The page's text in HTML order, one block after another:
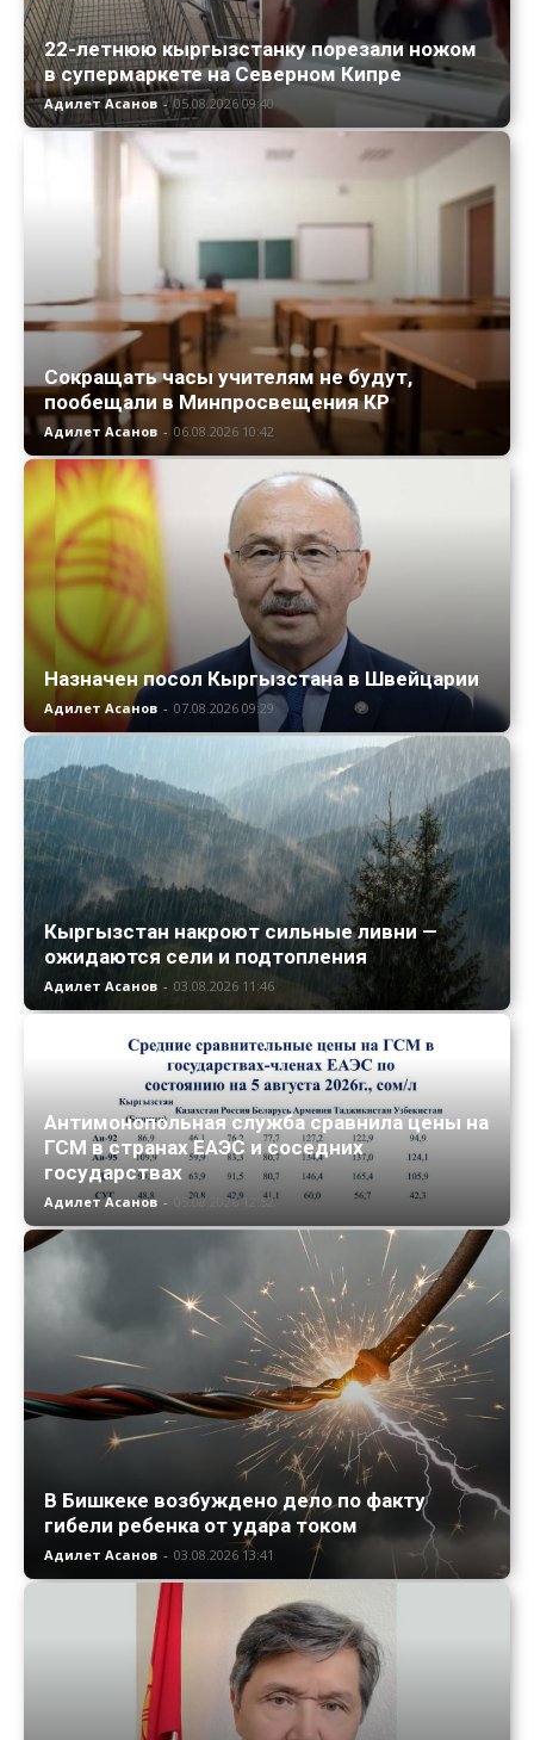
22-летнюю кыргызстанку порезали ножом
в супермаркете на Северном Кипре
Адилет Асанов - 05.08.2026 09:40
Сокращать часы учителям не будут,
пообещали в Минпросвещения КР
Адилет Асанов - 06.08.2026 10:42
Назначен посол Кыргызстана в Швейцарии
Адилет Асанов - 07.08.2026 09:29
Кыргызстан накроют сильные ливни —
ожидаются сели и подтопления
Адилет Асанов - 03.08.2026 11:46
Антимонопольная служба сравнила цены на
ГСМ в странах ЕАЭС и соседних
государствах
Адилет Асанов - 05.08.2026 12:52
В Бишкеке возбуждено дело по факту
гибели ребенка от удара током
Адилет Асанов - 03.08.2026 13:41